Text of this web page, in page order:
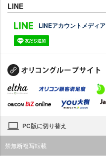
LINE
LINEアカウントメディア
PC版に切り替え
禁無断複写転載